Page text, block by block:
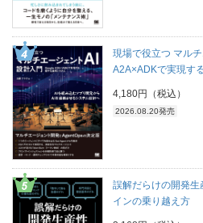
現場で役立つ マル
A2A×ADKで実現す
4,180円（税込）
2026.08.20発売
誤解だらけの開発
インの乗り越え方